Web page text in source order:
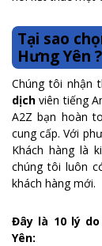
Tại sao
Hưng Yên ?
Chúng tôi nhận
dịch viên tiếng
A2Z bạn hoàn
cung cấp. Với
Khách hàng là
chúng tôi luôn
khách hàng mới.
Đây là 10 lý
Yên: